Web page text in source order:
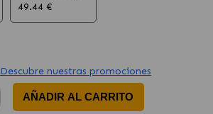
49.44 €
Descubre nuestras promociones
AÑADIR AL CARRITO